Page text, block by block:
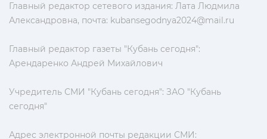
Главный редактор сетевого издания: Лата Людмила
Александровна, почта: kubansegodnya2024@mail.ru
Главный редактор газеты "Кубань сегодня":
Арендаренко Андрей Михайлович
Учредитель СМИ "Кубань сегодня": ЗАО "Кубань
сегодня"
Адрес электронной почты редакции СМИ: